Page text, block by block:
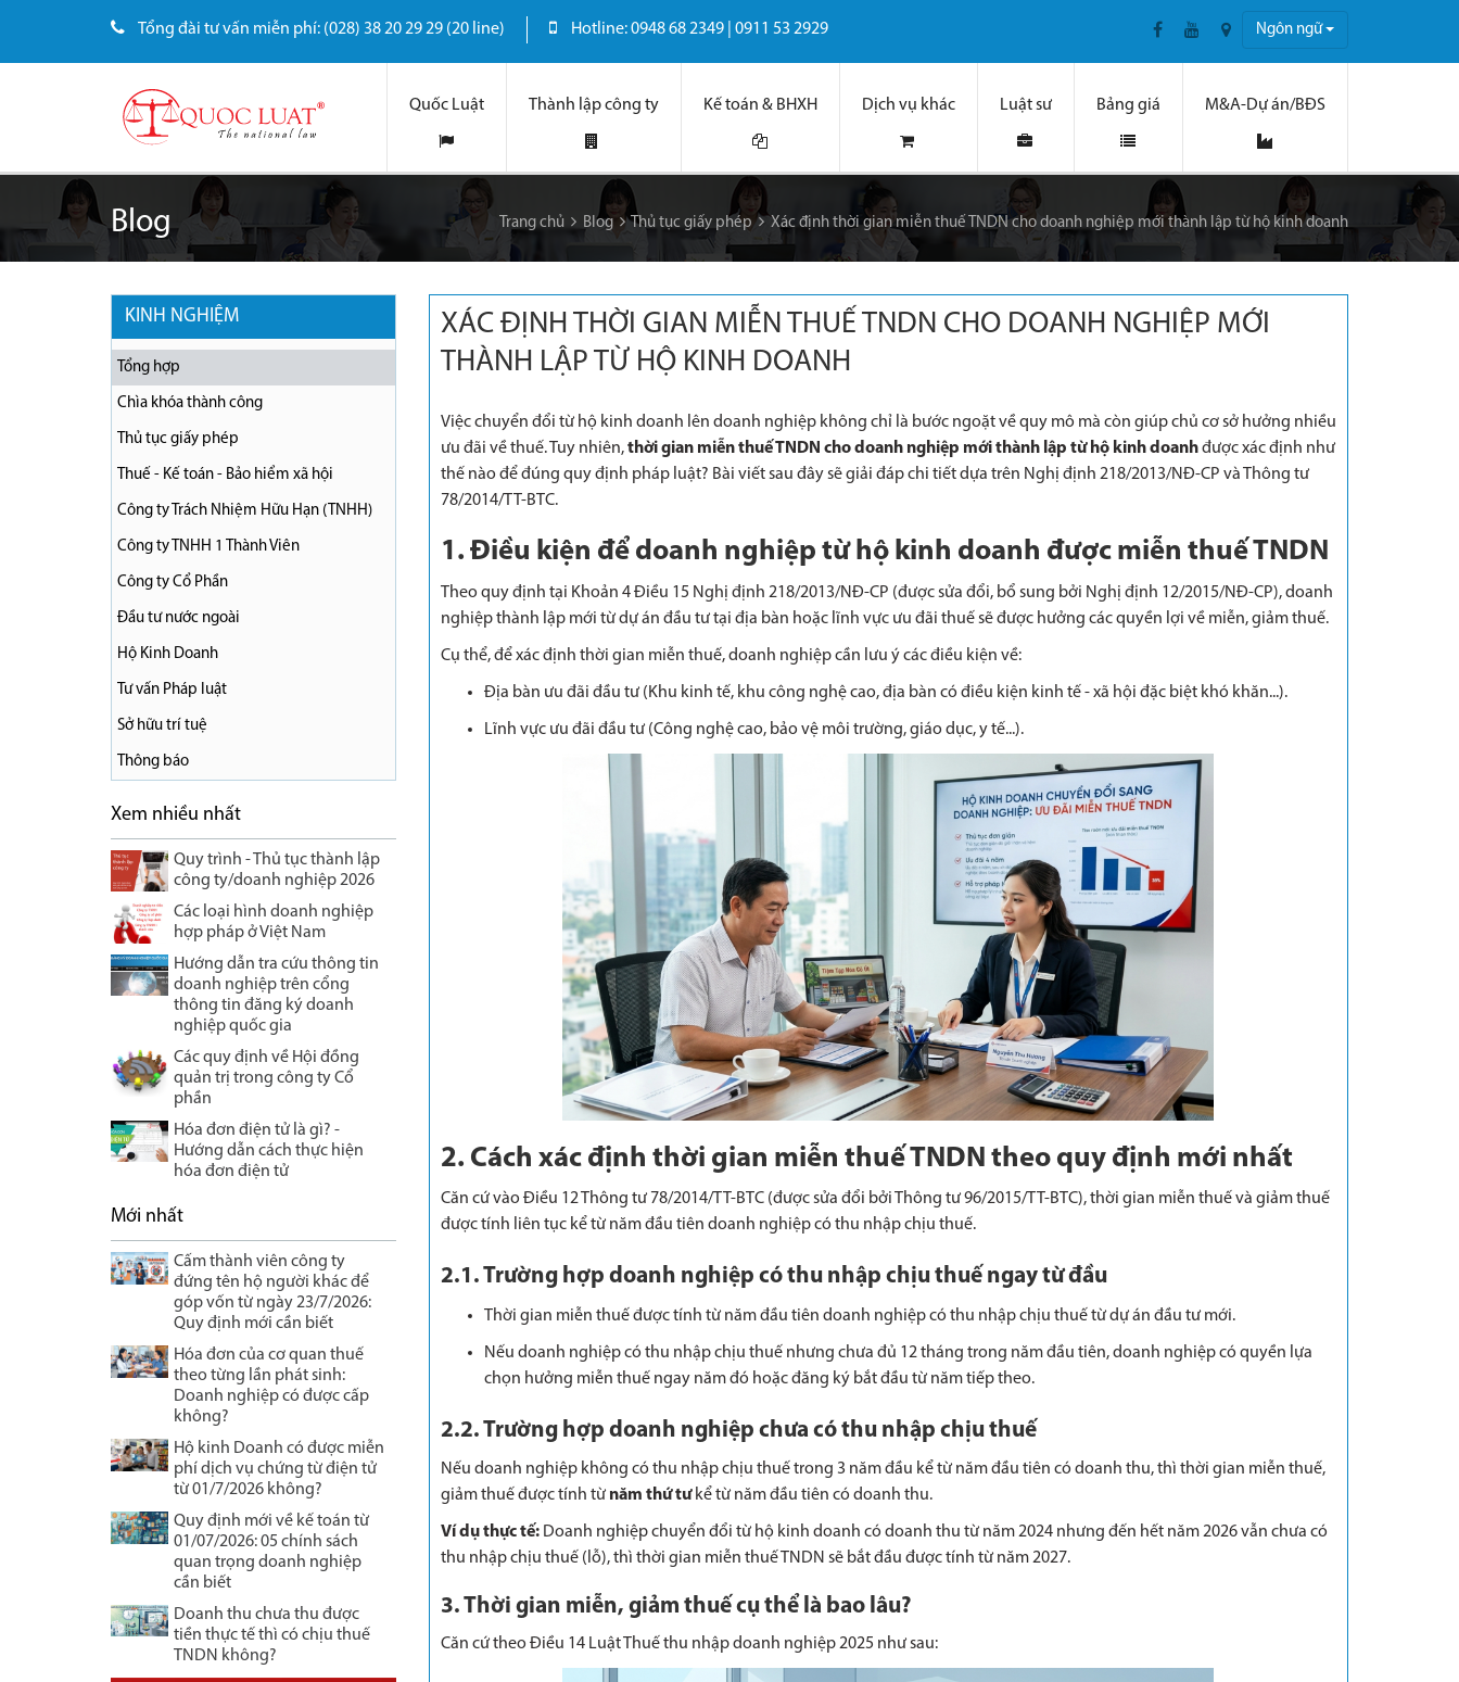
Tổng đài tư vấn miễn phí: (028) 38 20 29 29 (20 line) Hotline: 0948 68 2349 | 0911 53 2929 Ngôn ngữ
Quốc Luật Thành lập công ty Kế toán & BHXH Dịch vụ khác Luật sư Bảng giá M&A-Dự án/BĐS
Blog Trang chủ Blog Thủ tục giấy phép Xác định thời gian miễn thuế TNDN cho doanh nghiệp mới thành lập từ hộ kinh doanh
KINH NGHIỆM
Tổng hợp
Chìa khóa thành công
Thủ tục giấy phép
Thuế - Kế toán - Bảo hiểm xã hội
Công ty Trách Nhiệm Hữu Hạn (TNHH)
Công ty TNHH 1 Thành Viên
Công ty Cổ Phần
Đầu tư nước ngoài
Hộ Kinh Doanh
Tư vấn Pháp luật
Sở hữu trí tuệ
Thông báo
Xem nhiều nhất
Quy trình - Thủ tục thành lập
công ty/doanh nghiệp 2026
Các loại hình doanh nghiệp
hợp pháp ở Việt Nam
Hướng dẫn tra cứu thông tin
doanh nghiệp trên cổng
thông tin đăng ký doanh
nghiệp quốc gia
Các quy định về Hội đồng
quản trị trong công ty Cổ
phần
Hóa đơn điện tử là gì? -
Hướng dẫn cách thực hiện
hóa đơn điện tử
Mới nhất
Cấm thành viên công ty
đứng tên hộ người khác để
góp vốn từ ngày 23/7/2026:
Quy định mới cần biết
Hóa đơn của cơ quan thuế
theo từng lần phát sinh:
Doanh nghiệp có được cấp
không?
Hộ kinh Doanh có được miễn
phí dịch vụ chứng từ điện tử
từ 01/7/2026 không?
Quy định mới về kế toán từ
01/07/2026: 05 chính sách
quan trọng doanh nghiệp
cần biết
Doanh thu chưa thu được
tiền thực tế thì có chịu thuế
TNDN không?
XÁC ĐỊNH THỜI GIAN MIỄN THUẾ TNDN CHO DOANH NGHIỆP MỚI
THÀNH LẬP TỪ HỘ KINH DOANH
Việc chuyển đổi từ hộ kinh doanh lên doanh nghiệp không chỉ là bước ngoặt về quy mô mà còn giúp chủ cơ sở hưởng nhiều
ưu đãi về thuế. Tuy nhiên,thời gian miễn thuế TNDN cho doanh nghiệp mới thành lập từ hộ kinh doanhđược xác định như
thế nào để đúng quy định pháp luật? Bài viết sau đây sẽ giải đáp chi tiết dựa trên Nghị định 218/2013/NĐ-CP và Thông tư
78/2014/TT-BTC.
1. Điều kiện để doanh nghiệp từ hộ kinh doanh được miễn thuế TNDN
Theo quy định tại Khoản 4 Điều 15 Nghị định 218/2013/NĐ-CP (được sửa đổi, bổ sung bởi Nghị định 12/2015/NĐ-CP), doanh
nghiệp thành lập mới từ dự án đầu tư tại địa bàn hoặc lĩnh vực ưu đãi thuế sẽ được hưởng các quyền lợi về miễn, giảm thuế.
Cụ thể, để xác định thời gian miễn thuế, doanh nghiệp cần lưu ý các điều kiện về:
Địa bàn ưu đãi đầu tư (Khu kinh tế, khu công nghệ cao, địa bàn có điều kiện kinh tế - xã hội đặc biệt khó khăn...).
Lĩnh vực ưu đãi đầu tư (Công nghệ cao, bảo vệ môi trường, giáo dục, y tế...).
2. Cách xác định thời gian miễn thuế TNDN theo quy định mới nhất
Căn cứ vào Điều 12 Thông tư 78/2014/TT-BTC (được sửa đổi bởi Thông tư 96/2015/TT-BTC), thời gian miễn thuế và giảm thuế
được tính liên tục kể từ năm đầu tiên doanh nghiệp có thu nhập chịu thuế.
2.1. Trường hợp doanh nghiệp có thu nhập chịu thuế ngay từ đầu
Thời gian miễn thuế được tính từ năm đầu tiên doanh nghiệp có thu nhập chịu thuế từ dự án đầu tư mới.
Nếu doanh nghiệp có thu nhập chịu thuế nhưng chưa đủ 12 tháng trong năm đầu tiên, doanh nghiệp có quyền lựa
chọn hưởng miễn thuế ngay năm đó hoặc đăng ký bắt đầu từ năm tiếp theo.
2.2. Trường hợp doanh nghiệp chưa có thu nhập chịu thuế
Nếu doanh nghiệp không có thu nhập chịu thuế trong 3 năm đầu kể từ năm đầu tiên có doanh thu, thì thời gian miễn thuế,
giảm thuế được tính từ năm thứ tưkể từ năm đầu tiên có doanh thu.
Ví dụ thực tế:Doanh nghiệp chuyển đổi từ hộ kinh doanh có doanh thu từ năm 2024 nhưng đến hết năm 2026 vẫn chưa có
thu nhập chịu thuế (lỗ), thì thời gian miễn thuế TNDN sẽ bắt đầu được tính từ năm 2027.
3. Thời gian miễn, giảm thuế cụ thể là bao lâu?
Căn cứ theo Điều 14 Luật Thuế thu nhập doanh nghiệp 2025 như sau: